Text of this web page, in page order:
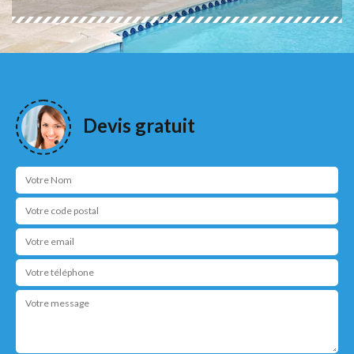
Devis gratuit